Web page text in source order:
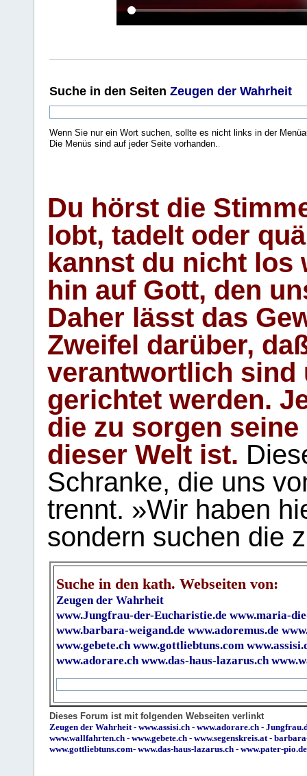
Suche in den Seiten Zeugen der Wahrheit
Wenn Sie nur ein Wort suchen, sollte es nicht links in der
Die Menüs sind auf jeder Seite vorhanden.
Du hörst die
lobt, tadelt oder
kannst du nicht los
hin auf Gott, den
Daher lässt das
Zweifel darüber,
verantwortlich sind
gerichtet werden.
die zu sorgen
dieser Welt ist.
Schranke, die uns
trennt. »Wir haben
sondern suchen die
Suche in den kath. Webseiten von:
Zeugen der Wahrheit
www.Jungfrau-der-Eucharistie.de www.maria-
www.barbara-weigand.de www.adoremus.de
www.gebete.ch www.gottliebtuns.com
www.adorare.ch www.das-haus-lazarus.ch
Dieses Forum ist mit folgenden Webseiten verlinkt
Zeugen der Wahrheit - www.assisi.ch - www.adorare.ch -
www.wallfahrten.ch - www.gebete.ch - www.segenskreis.at -
www.gottliebtuns.com- www.das-haus-lazarus.ch - www.pater-pio.de